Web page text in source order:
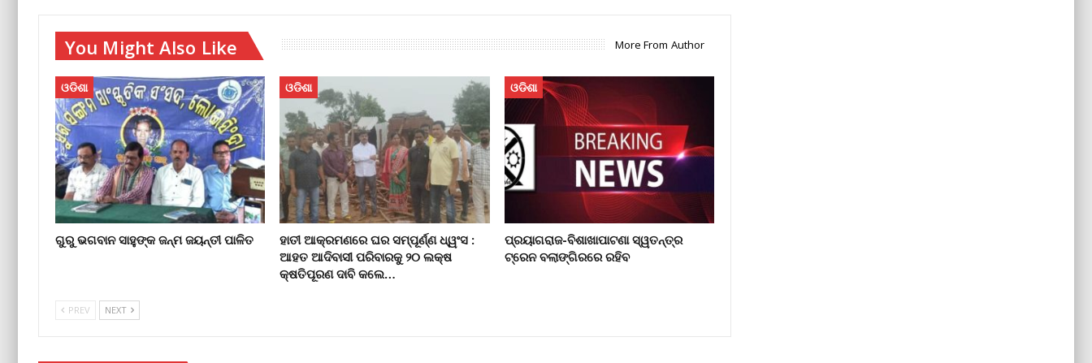
You Might Also Like More From Author
ଓଡିଶା
ଗୁରୁ ଭଗବାନ ସାହୁଙ୍କ ଜନ୍ମ ଜୟନ୍ତୀ ପାଳିତ
ଓଡିଶା
ହାତୀ ଆକ୍ରମଣରେ ଘର ସମ୍ପୂର୍ଣ୍ଣ ଧ୍ୱଂସ :
ଆହତ ଆଦିବାସୀ ପରିବାରକୁ ୨୦ ଲକ୍ଷ
କ୍ଷତିପୂରଣ ଦାବି କଲେ…
ଓଡିଶା
ପ୍ରୟାଗରାଜ-ବିଶାଖାପାଟଣା ସ୍ୱତନ୍ତ୍ର
ଟ୍ରେନ ବଲାଙ୍ଗିରରେ ରହିବ
PREV NEXT